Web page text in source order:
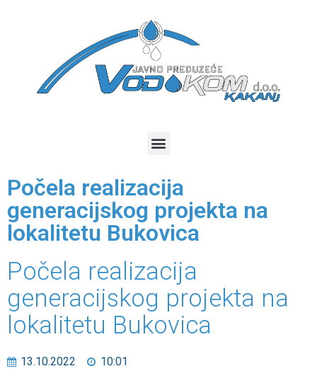
Počela realizacija
generacijskog projekta na
lokalitetu Bukovica
Počela realizacija
generacijskog projekta na
lokalitetu Bukovica
13.10.2022 10:01